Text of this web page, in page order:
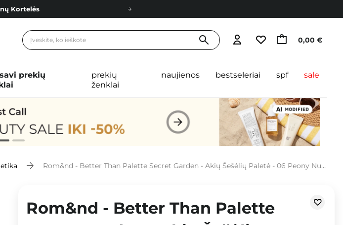
Kortelės
nuo 40,00 € 0,00 €
prekių
prekių
ženklai
naujienos bestseleriai spf sale
Rom&nd - Better Than Palette Secret Garden - Akių Šešėlių Paletė - 06 Peony Nude Garden - 7.5g
Rom&nd - Better Than Palette